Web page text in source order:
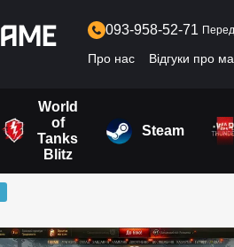
093-958-52-71
Про нас Відгуки про
World
of
Tanks
Blitz
Steam